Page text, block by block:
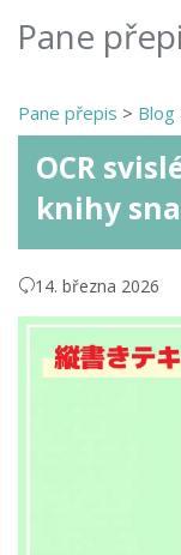
Pane
Pane přepis > Blog
OCR
knihy
14. března 2026